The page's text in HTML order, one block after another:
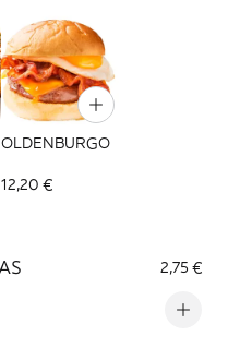
OLDENBURGO
12,20 €
2,75 €